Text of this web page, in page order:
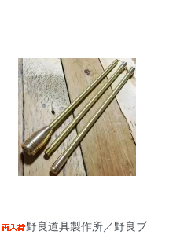
野良道具製作所／野良ブ